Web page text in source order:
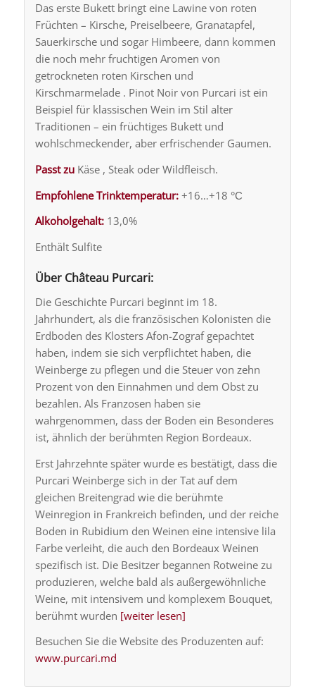
Das erste Bukett bringt eine Lawine von roten
Früchten – Kirsche, Preiselbeere, Granatapfel,
Sauerkirsche und sogar Himbeere, dann kommen
die noch mehr fruchtigen Aromen von
getrockneten roten Kirschen und
Kirschmarmelade . Pinot Noir von Purcari ist ein
Beispiel für klassischen Wein im Stil alter
Traditionen – ein früchtiges Bukett und
wohlschmeckender, aber erfrischender Gaumen.
Passt zuKäse , Steak oder Wildfleisch.
Empfohlene Trinktemperatur:+16…+18 °С
Alkoholgehalt:13,0%
Enthält Sulfite
Über Château Purcari:
Die Geschichte Purcari beginnt im 18.
Jahrhundert, als die französischen Kolonisten die
Erdboden des Klosters Afon-Zograf gepachtet
haben, indem sie sich verpflichtet haben, die
Weinberge zu pflegen und die Steuer von zehn
Prozent von den Einnahmen und dem Obst zu
bezahlen. Als Franzosen haben sie
wahrgenommen, dass der Boden ein Besonderes
ist, ähnlich der berühmten Region Bordeaux.
Erst Jahrzehnte später wurde es bestätigt, dass die
Purcari Weinberge sich in der Tat auf dem
gleichen Breitengrad wie die berühmte
Weinregion in Frankreich befinden, und der reiche
Boden in Rubidium den Weinen eine intensive lila
Farbe verleiht, die auch den Bordeaux Weinen
spezifisch ist. Die Besitzer begannen Rotweine zu
produzieren, welche bald als außergewöhnliche
Weine, mit intensivem und komplexem Bouquet,
berühmt wurden [weiter lesen]
Besuchen Sie die Website des Produzenten auf:
www.purcari.md